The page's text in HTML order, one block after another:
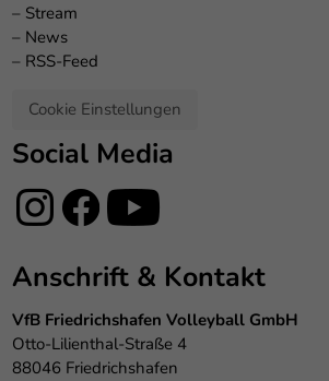
– Stream
– News
– RSS-Feed
Cookie Einstellungen
Social Media
Anschrift & Kontakt
VfB Friedrichshafen Volleyball GmbH
Otto-Lilienthal-Straße 4
88046 Friedrichshafen